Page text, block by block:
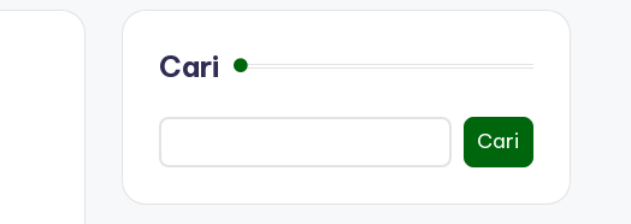
Cari
Cari